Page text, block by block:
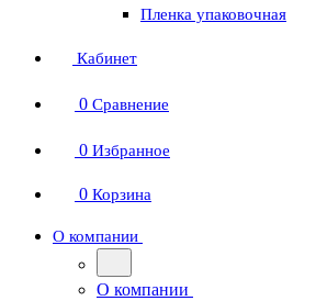
Пленка упаковочная
Кабинет
0 Сравнение
0 Избранное
0 Корзина
О компании
О компании